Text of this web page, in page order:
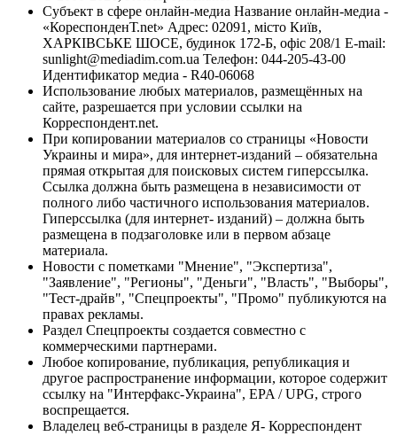
Субъект в сфере онлайн-медиа Название онлайн-медиа -
«КореспонденТ.net» Адрес: 02091, місто Київ,
ХАРКІВСЬКЕ ШОСЕ, будинок 172-Б, офіс 208/1 E-mail:
sunlight@mediadim.com.ua Телефон: 044-205-43-00
Идентификатор медиа - R40-06068
Использование любых материалов, размещённых на
сайте, разрешается при условии ссылки на
Корреспондент.net.
При копировании материалов со страницы «Новости
Украины и мира», для интернет-изданий – обязательна
прямая открытая для поисковых систем гиперссылка.
Ссылка должна быть размещена в независимости от
полного либо частичного использования материалов.
Гиперссылка (для интернет- изданий) – должна быть
размещена в подзаголовке или в первом абзаце
материала.
Новости с пометками "Мнение", "Экспертиза",
"Заявление", "Регионы", "Деньги", "Власть", "Выборы",
"Тест-драйв", "Спецпроекты", "Промо" публикуются на
правах рекламы.
Раздел Спецпроекты создается совместно с
коммерческими партнерами.
Любое копирование, публикация, републикация и
другое распространение информации, которое содержит
ссылку на "Интерфакс-Украина", EPA / UPG, строго
воспрещается.
Владелец веб-страницы в разделе Я- Корреспондент